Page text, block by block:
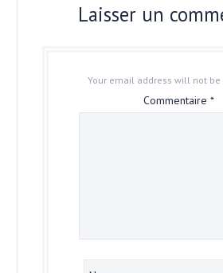
Laisser un
Your email address will not be
Commentaire *